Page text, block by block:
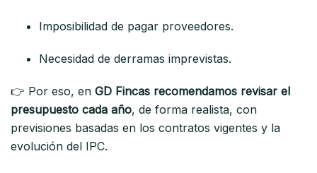
Imposibilidad de pagar proveedores.
Necesidad de derramas imprevistas.
👉 Por eso, en GD Fincas recomendamos revisar el
presupuesto cada año, de forma realista, con
previsiones basadas en los contratos vigentes y la
evolución del IPC.